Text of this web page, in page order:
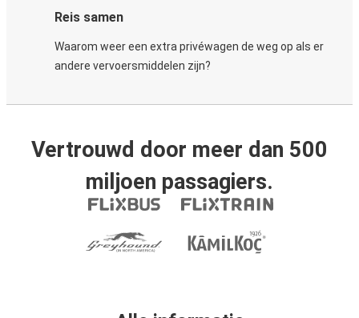
Reis samen
Waarom weer een extra privéwagen de weg op als er
andere vervoersmiddelen zijn?
Vertrouwd door meer dan 500
miljoen passagiers.